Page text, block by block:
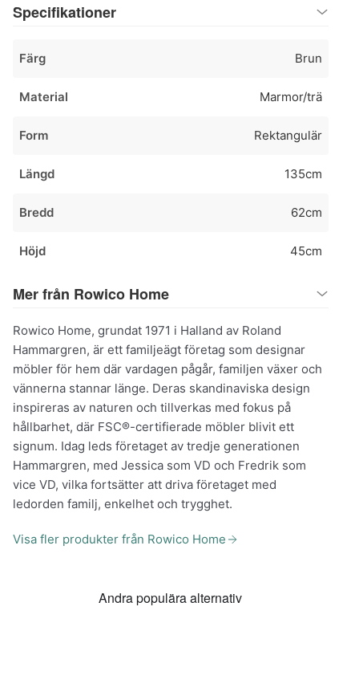
Specifikationer
Färg Brun
Material Marmor/trä
Form Rektangulär
Längd 135cm
Bredd 62cm
Höjd 45cm
Mer från Rowico Home
Rowico Home, grundat 1971 i Halland av Roland
Hammargren, är ett familjeägt företag som designar
möbler för hem där vardagen pågår, familjen växer och
vännerna stannar länge. Deras skandinaviska design
inspireras av naturen och tillverkas med fokus på
hållbarhet, där FSC®-certifierade möbler blivit ett
signum. Idag leds företaget av tredje generationen
Hammargren, med Jessica som VD och Fredrik som
vice VD, vilka fortsätter att driva företaget med
ledorden familj, enkelhet och trygghet.
Visa fler produkter från Rowico Home
Andra populära alternativ